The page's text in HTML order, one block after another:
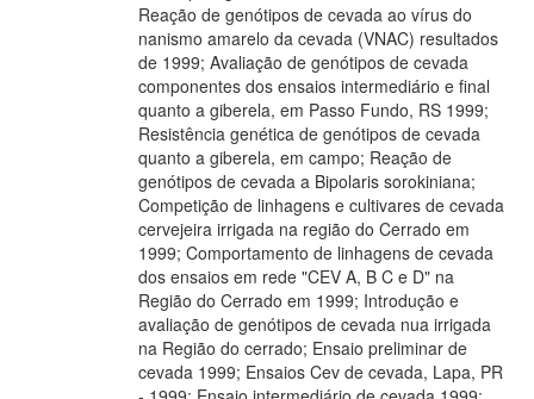
Reação de genótipos de cevada ao vírus do
nanismo amarelo da cevada (VNAC) resultados
de 1999; Avaliação de genótipos de cevada
componentes dos ensaios intermediário e final
quanto a giberela, em Passo Fundo, RS 1999;
Resistência genética de genótipos de cevada
quanto a giberela, em campo; Reação de
genótipos de cevada a Bipolaris sorokiniana;
Competição de linhagens e cultivares de cevada
cervejeira irrigada na região do Cerrado em
1999; Comportamento de linhagens de cevada
dos ensaios em rede "CEV A, B C e D" na
Região do Cerrado em 1999; Introdução e
avaliação de genótipos de cevada nua irrigada
na Região do cerrado; Ensaio preliminar de
cevada 1999; Ensaios Cev de cevada, Lapa, PR